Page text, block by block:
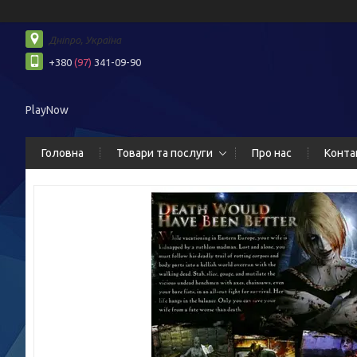
Дніпро, Україна
+380 (97) 341-09-90
PlayNow
Головна Товари та послуги Про нас